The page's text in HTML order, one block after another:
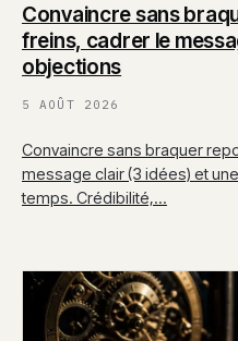
Convaincre sans
freins, cadrer le
objections
5 AOÛT 2026
Convaincre sans braquer
message clair (3 idées) et
temps. Crédibilité,…